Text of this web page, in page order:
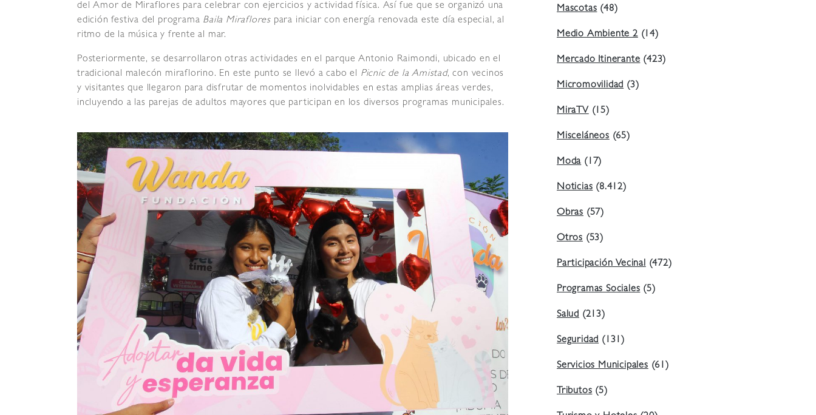
del Amor de Miraflores para celebrar con ejercicios y actividad física. Así fue que se organizó una
edición festiva del programa Baila Miraflores para iniciar con energía renovada este día especial, al
ritmo de la música y frente al mar.
Posteriormente, se desarrollaron otras actividades en el parque Antonio Raimondi, ubicado en el
tradicional malecón miraflorino. En este punto se llevó a cabo el Picnic de la Amistad, con vecinos
y visitantes que llegaron para disfrutar de momentos inolvidables en estas amplias áreas verdes,
incluyendo a las parejas de adultos mayores que participan en los diversos programas municipales.
Mascotas(48)
Medio Ambiente 2(14)
Mercado Itinerante(423)
Micromovilidad(3)
MiraTV(15)
Misceláneos(65)
Moda(17)
Noticias(8.412)
Obras (57)
Otros (53)
Participación Vecinal(472)
Programas Sociales(5)
Salud (213)
Seguridad(131)
Servicios Municipales(61)
Tributos(5)